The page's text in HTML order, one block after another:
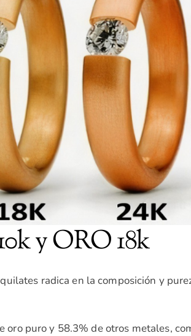
y ORO 18k
radica en la composición y
oro puro y 58.3% de otros metales,